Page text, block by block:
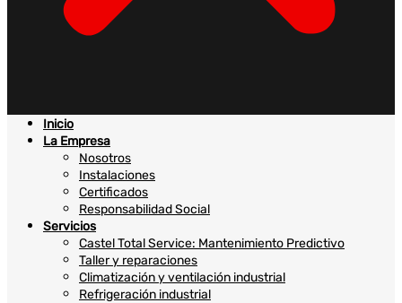
Inicio
La Empresa
Nosotros
Instalaciones
Certificados
Responsabilidad Social
Servicios
Castel Total Service: Mantenimiento Predictivo
Taller y reparaciones
Climatización y ventilación industrial
Refrigeración industrial